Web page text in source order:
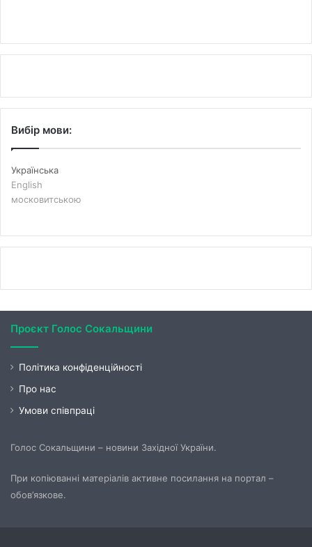
Вибір мови:
Українська
English
московитською
Проєкт Голос Сокальщини
Політика конфіденційності
Про нас
Умови співпраці
Голос Сокальщини – новини Західної України.
При копіюванні матеріалів активне посилання на портал –
обов’язкове.